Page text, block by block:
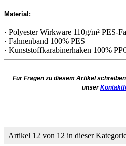
Material:
· Polyester Wirkware 110g/m² PES-
· Fahnenband 100% PES
· Kunststoffkarabinerhaken 100%
Für Fragen zu diesem Artikel
unser
Artikel 12 von 12 in dieser